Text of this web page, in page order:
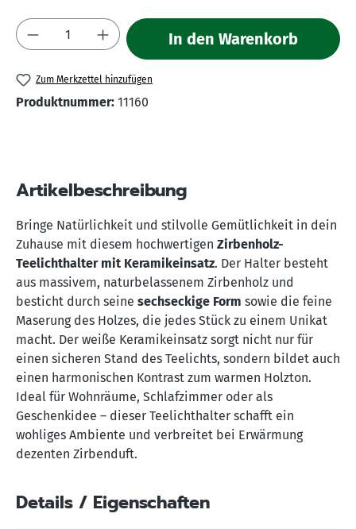
Produkt Anzahl: Gib den gewünschten
In den Warenkorb
Zum Merkzettel hinzufügen
Produktnummer: 11160
Artikelbeschreibung
Bringe Natürlichkeit und stilvolle Gemütlichkeit in dein
Zuhause mit diesem hochwertigen Zirbenholz-
Teelichthalter mit Keramikeinsatz. Der Halter besteht
aus massivem, naturbelassenem Zirbenholz und
besticht durch seine sechseckige Form sowie die feine
Maserung des Holzes, die jedes Stück zu einem Unikat
macht. Der weiße Keramikeinsatz sorgt nicht nur für
einen sicheren Stand des Teelichts, sondern bildet auch
einen harmonischen Kontrast zum warmen Holzton.
Ideal für Wohnräume, Schlafzimmer oder als
Geschenkidee – dieser Teelichthalter schafft ein
wohliges Ambiente und verbreitet bei Erwärmung
dezenten Zirbenduft.
Details / Eigenschaften